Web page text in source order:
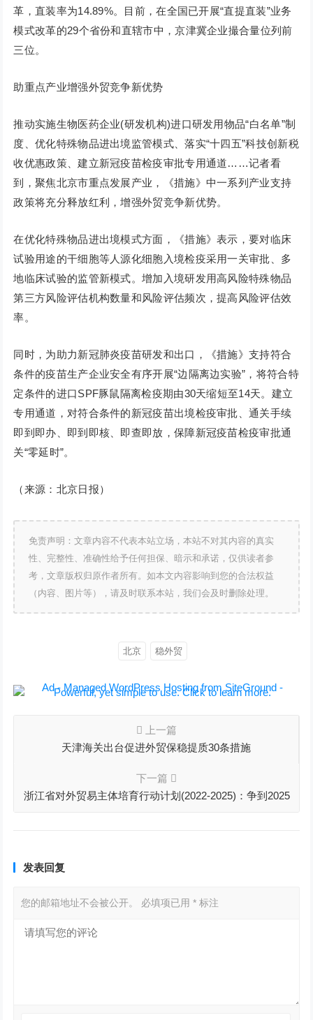
革，直装率为14.89%。目前，在全国已开展“直提直装”业务
模式改革的29个省份和直辖市中，京津冀企业撮合量位列前
三位。
助重点产业增强外贸竞争新优势
推动实施生物医药企业(研发机构)进口研发用物品“白名单”制
度、优化特殊物品进出境监管模式、落实“十四五”科技创新税
收优惠政策、建立新冠疫苗检疫审批专用通道……记者看
到，聚焦北京市重点发展产业，《措施》中一系列产业支持
政策将充分释放红利，增强外贸竞争新优势。
在优化特殊物品进出境模式方面，《措施》表示，要对临床
试验用途的干细胞等人源化细胞入境检疫采用一关审批、多
地临床试验的监管新模式。增加入境研发用高风险特殊物品
第三方风险评估机构数量和风险评估频次，提高风险评估效
率。
同时，为助力新冠肺炎疫苗研发和出口，《措施》支持符合
条件的疫苗生产企业安全有序开展“边隔离边实验”，将符合特
定条件的进口SPF豚鼠隔离检疫期由30天缩短至14天。建立
专用通道，对符合条件的新冠疫苗出境检疫审批、通关手续
即到即办、即到即核、即查即放，保障新冠疫苗检疫审批通
关“零延时”。
（来源：北京日报）
免责声明：文章内容不代表本站立场，本站不对其内容的真实
性、完整性、准确性给予任何担保、暗示和承诺，仅供读者参
考，文章版权归原作者所有。如本文内容影响到您的合法权益
（内容、图片等），请及时联系本站，我们会及时删除处理。
北京 稳外贸
上一篇
天津海关出台促进外贸保稳提质30条措施
下一篇
浙江省对外贸易主体培育行动计划(2022-2025)：争到2025
发表回复
您的邮箱地址不会被公开。 必填项已用* 标注